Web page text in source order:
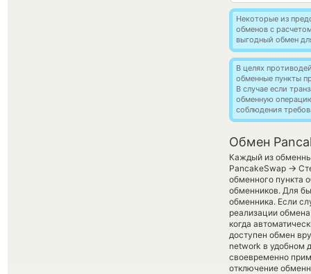
Некоторые из
обменов с
выгодный обмен
В целях
обменные пункты
В случае если
обменную
соблюдения
Обмен
Каждый из
PancakeSwap →
обменного пункта
обменников. Для
обменника. Если
реализации
когда
доступен обмен
network в удобном
своевременно
отключение